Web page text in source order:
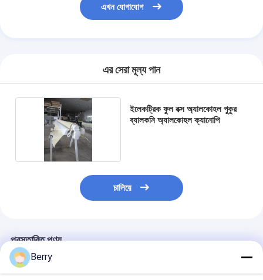
এখন যোগাযোগ
এর সেরা মূল্য পান
ইলেকট্রিক ফুল বক্স অ্যালকোহল পুকুর
ব্যালকনি অ্যালকোহল ক্যানোপি
চালিয়ে
প্রস্তাবিত পণ্য
Berry